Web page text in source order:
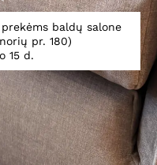
baldų salone
pr. 180)
15 d.
(1)
(1)
(1)
HC08 Astra